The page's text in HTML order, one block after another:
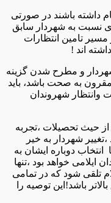
داشته باشند در صورتی
نسبت به شهردار سابق
تامین انتظارات
اند !
و مطرح شدن گزینه
به صحت باشد، باید
وانتظار شهروندان
حیث تحصیلات ،تجربه
شهردار به خیر
دوباره ایشان به
ایلامی خواهد بود ،تنها
تلقی شود که در تمامی
باشد!این توصیه را